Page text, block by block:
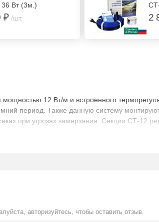
Вт (3м.)
₽ /шт. 2
мощностью 12 Вт/м и встроенного
период. Также данную систему
при угрозах замерзания. Секции СТ-12
авторизуйтесь, чтобы оставить отзыв.